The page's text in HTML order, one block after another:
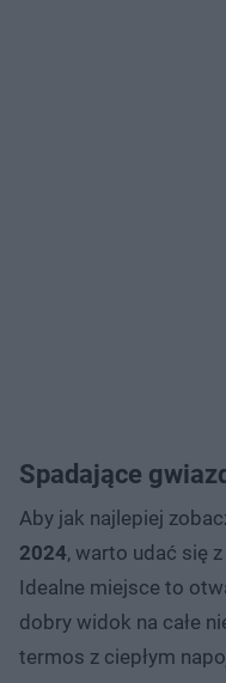
Spadające
Aby jak najlepiej
2024, warto udać się
Idealne miejsce to
dobry widok na całe
termos z ciepłym